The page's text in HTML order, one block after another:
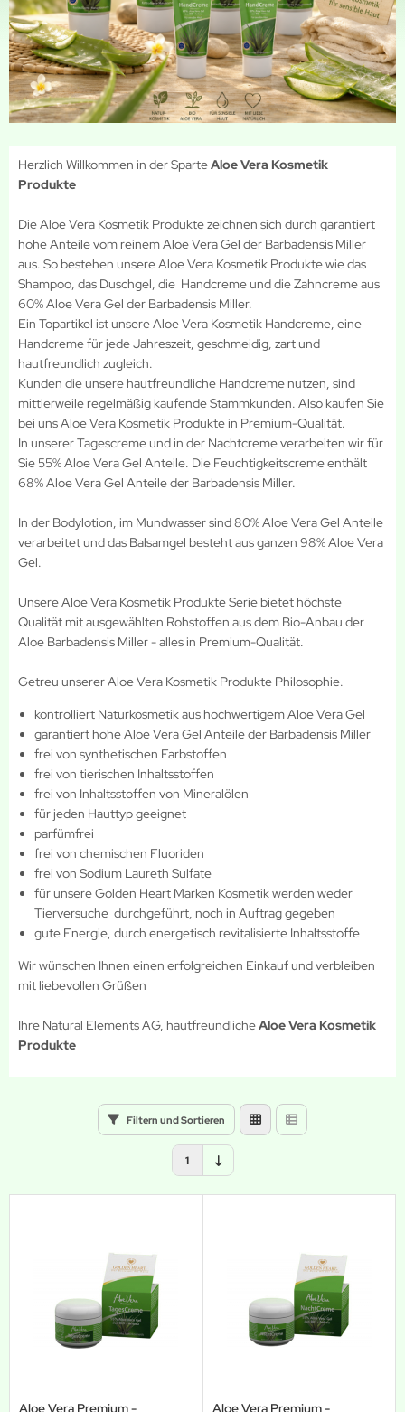
Herzlich Willkommen in der SparteAloe Vera Kosmetik
Produkte
Die Aloe Vera Kosmetik Produkte zeichnen sich durch garantiert
hohe Anteile vom reinem Aloe Vera Gel der Barbadensis Miller
aus. So bestehen unsere Aloe Vera Kosmetik Produkte wie das
Shampoo, das Duschgel, die Handcreme und die Zahncreme aus
60% Aloe Vera Gel der Barbadensis Miller.
Ein Topartikel ist unsere Aloe Vera Kosmetik Handcreme, eine
Handcreme für jede Jahreszeit, geschmeidig, zart und
hautfreundlich zugleich.
Kunden die unsere hautfreundliche Handcreme nutzen, sind
mittlerweile regelmäßig kaufende Stammkunden. Also kaufen Sie
bei uns Aloe Vera Kosmetik Produkte in Premium-Qualität.
In unserer Tagescreme und in der Nachtcreme verarbeiten wir für
Sie 55% Aloe Vera Gel Anteile. Die Feuchtigkeitscreme enthält
68% Aloe Vera Gel Anteile der Barbadensis Miller.
In der Bodylotion, im Mundwasser sind 80% Aloe Vera Gel Anteile
verarbeitet und das Balsamgel besteht aus ganzen 98% Aloe Vera
Gel.
Unsere Aloe Vera Kosmetik Produkte Serie bietet höchste
Qualität mit ausgewählten Rohstoffen aus dem Bio-Anbau der
Aloe Barbadensis Miller - alles in Premium-Qualität.
Getreu unserer Aloe Vera Kosmetik Produkte Philosophie.
kontrolliert Naturkosmetik aus hochwertigem Aloe Vera Gel
garantiert hohe Aloe Vera Gel Anteile der Barbadensis Miller
frei von synthetischen Farbstoffen
frei von tierischen Inhaltsstoffen
frei von Inhaltsstoffen von Mineralölen
für jeden Hauttyp geeignet
parfümfrei
frei von chemischen Fluoriden
frei von Sodium Laureth Sulfate
für unsere Golden Heart Marken Kosmetik werden weder
Tierversuche durchgeführt, noch in Auftrag gegeben
gute Energie, durch energetisch revitalisierte Inhaltsstoffe
Wir wünschen Ihnen einen erfolgreichen Einkauf und verbleiben
mit liebevollen Grüßen
Ihre Natural Elements AG, hautfreundlicheAloe Vera Kosmetik
Produkte
Filtern und Sortieren
1
Aloe Vera Premium -
Aloe Vera Premium -